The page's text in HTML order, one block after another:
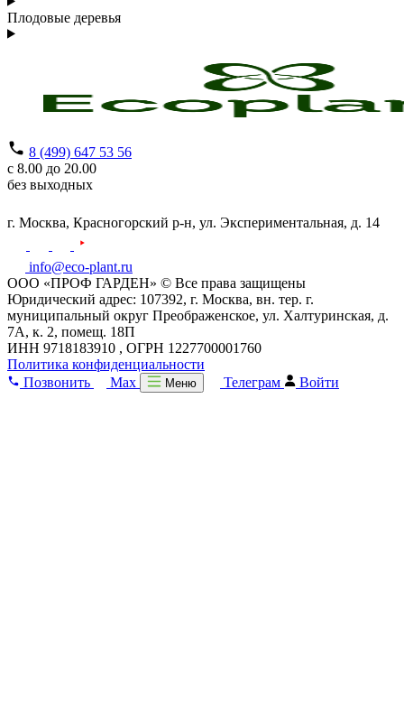
Плодовые деревья
8 (499) 647 53 56
с 8.00 до 20.00
без выходных
г. Москва, Красногорский р-н, ул. Экспериментальная, д. 14
info@eco-plant.ru
ООО «ПРОФ ГАРДЕН» © Все права защищены
Юридический адрес: 107392, г. Москва, вн. тер. г.
муниципальный округ Преображенское, ул. Халтуринская, д.
7А, к. 2, помещ. 18П
ИНН 9718183910 , ОГРН 1227700001760
Политика конфиденциальности
Позвонить
Max Меню Телеграм Войти